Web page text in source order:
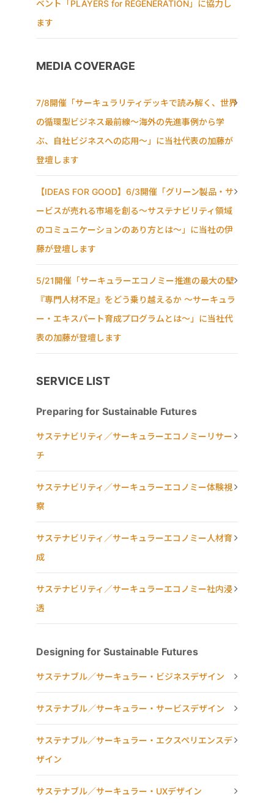
ベント「PLAYERS for REGENERATION」に協力し
ます
MEDIA COVERAGE
7/8開催「サーキュラリティデッキで読み解く、世界
の循環型ビジネス最前線〜海外の先進事例から学
ぶ、自社ビジネスへの応用〜」に当社代表の加藤が
登壇します
【IDEAS FOR GOOD】6/3開催「グリーン製品・サ
ービスが売れる市場を創る〜サステナビリティ領域
のコミュニケーションのあり方とは〜」に当社の伊
藤が登壇します
5/21開催「サーキュラーエコノミー推進の最大の壁
『専門人材不足』をどう乗り越えるか ～サーキュラ
ー・エキスパート育成プログラムとは～」に当社代
表の加藤が登壇します
SERVICE LIST
Preparing for Sustainable Futures
サステナビリティ／サーキュラーエコノミーリサー
チ
サステナビリティ／サーキュラーエコノミー体験視
察
サステナビリティ／サーキュラーエコノミー人材育
成
サステナビリティ／サーキュラーエコノミー社内浸
透
Designing for Sustainable Futures
サステナブル／サーキュラー・ビジネスデザイン
サステナブル／サーキュラー・サービスデザイン
サステナブル／サーキュラー・エクスペリエンスデ
ザイン
サステナブル／サーキュラー・UXデザイン